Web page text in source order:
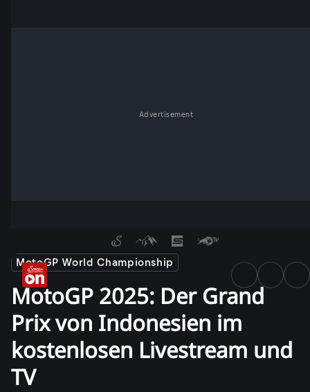
Advertisement
MotoGP World Championship
MotoGP 2025: Der Grand
Prix von Indonesien im
kostenlosen Livestream und
TV